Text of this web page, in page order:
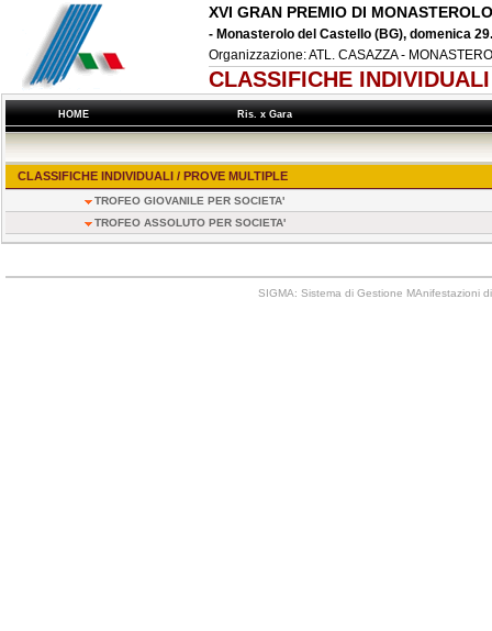
XVI GRAN PREMIO DI MONASTEROLO
- Monasterolo del Castello (BG), domenica
Organizzazione: ATL. CASAZZA -
CLASSIFICHE
HOME Ris. x Gara
CLASSIFICHE INDIVIDUALI / PROVE MULTIPLE
TROFEO GIOVANILE PER SOCIETA'
TROFEO ASSOLUTO PER SOCIETA'
SIGMA: Sistema di Gestione MAnifestazioni